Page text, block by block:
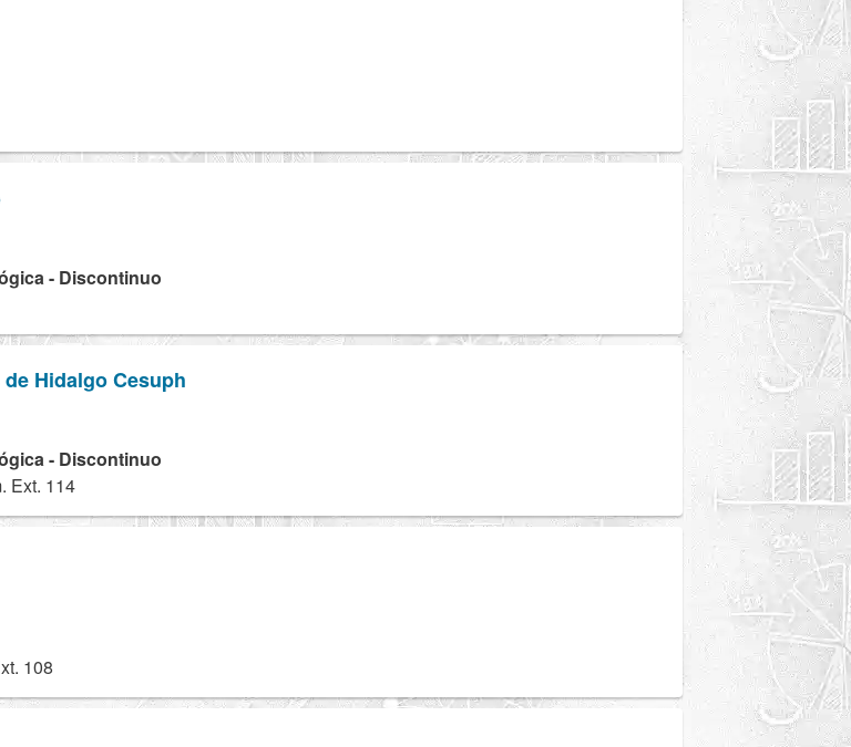
- Discontinuo
Hidalgo Cesuph
- Discontinuo
Ext. 114
108